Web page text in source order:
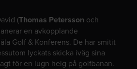
(Thomas Petersson och
en avkopplande
Golf & Konferens. De har smitit
lyckats skicka iväg sina
för en lugn helg på golfbanan.